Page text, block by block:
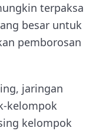
terpaksa
besar untuk
pemborosan
jaringan
kelompok
kelompok